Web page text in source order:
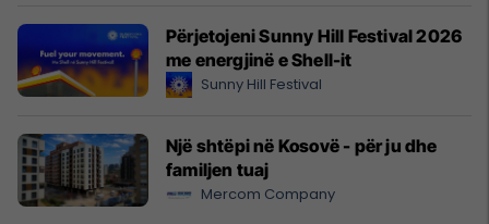
Përjetojeni Sunny Hill Festival 2026
me energjinë e Shell-it
Sunny Hill Festival
Një shtëpi në Kosovë - për ju dhe
familjen tuaj
Mercom Company